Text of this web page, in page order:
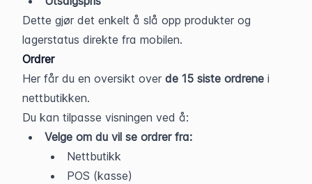
Dette gjør det enkelt å slå opp produkter og
lagerstatus direkte fra mobilen.
Ordrer
Her får du en oversikt over de 15 siste ordrene i
nettbutikken.
Du kan tilpasse visningen ved å:
Velge om du vil se ordrer fra:
Nettbutikk
POS (kasse)